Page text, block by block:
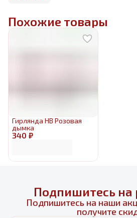
Похожие товары
340 ₽
Гирлянда HB Розовая
дымка
Подпишитесь на
Подпишитесь на наши
получите